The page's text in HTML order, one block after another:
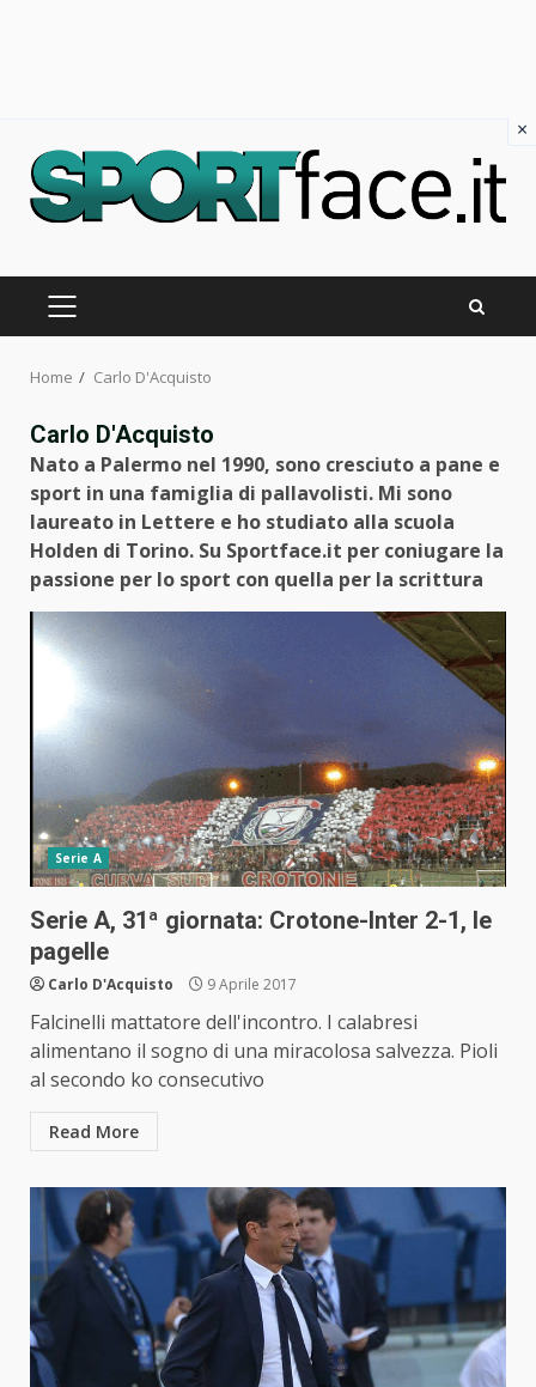
content
PRIMARY
Home Carlo D'Acquisto
Carlo D'Acquisto
Nato a Palermo nel 1990, sono cresciuto a pane e
sport in una famiglia di pallavolisti. Mi sono
laureato in Lettere e ho studiato alla scuola
Holden di Torino. Su Sportface.it per coniugare la
passione per lo sport con quella per la scrittura
Serie A
Serie A, 31ª giornata: Crotone-Inter 2-1, le
pagelle
Carlo D'Acquisto 9 Aprile 2017
Falcinelli mattatore dell'incontro. I calabresi
alimentano il sogno di una miracolosa salvezza. Pioli
al secondo ko consecutivo
Read More
×